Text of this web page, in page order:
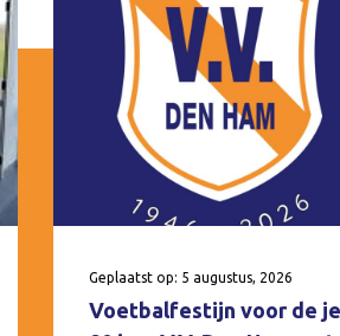
Geplaatst op: 5 augustus, 2026
Voetbalfestijn voor de